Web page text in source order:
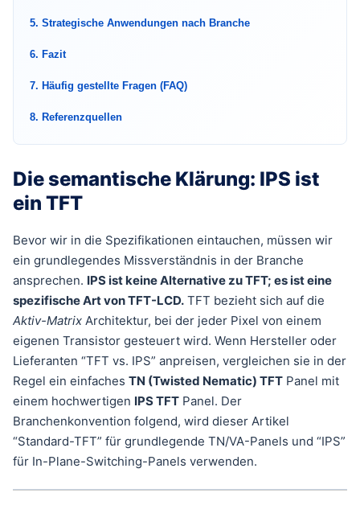
5. Strategische Anwendungen nach Branche
6. Fazit
7. Häufig gestellte Fragen (FAQ)
8. Referenzquellen
Die semantische Klärung: IPS ist
ein TFT
Bevor wir in die Spezifikationen eintauchen, müssen wir
ein grundlegendes Missverständnis in der Branche
ansprechen. IPS ist keine Alternative zu TFT; es ist eine
spezifische Art von TFT-LCD. TFT bezieht sich auf die
Aktiv-Matrix Architektur, bei der jeder Pixel von einem
eigenen Transistor gesteuert wird. Wenn Hersteller oder
Lieferanten “TFT vs. IPS” anpreisen, vergleichen sie in der
Regel ein einfaches TN (Twisted Nematic) TFT Panel mit
einem hochwertigen IPS TFT Panel. Der
Branchenkonvention folgend, wird dieser Artikel
“Standard-TFT” für grundlegende TN/VA-Panels und “IPS”
für In-Plane-Switching-Panels verwenden.